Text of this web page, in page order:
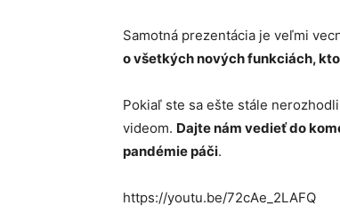
Samotná prezentácia je veľmi
o všetkých nových funkciách,
Pokiaľ ste sa ešte stále
videom. Dajte nám vedieť do
pandémie páči.
https://youtu.be/72cAe_2LAFQ